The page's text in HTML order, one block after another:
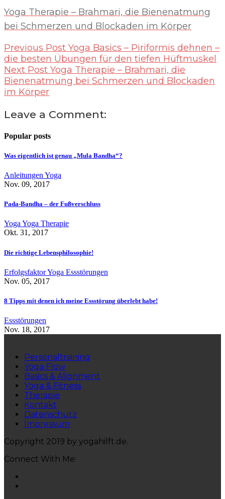
Yoga Therapie – Brahmari, die Bienenatmung
bei Schmerzen und Blockaden im Körper
Previous Post Yoga Basics – Piriformis dehnen –
die besten Übungen für den tiefen Hüftmuskel
Next Post Yoga Therapie – Brahmari, die
Bienenatmung bei Schmerzen und Blockaden
im Körper
Leave a Comment:
Popular posts
Was eigentlich ist genau „Mula Bandha“?
Anleitungen Yoga
Nov. 09, 2017
Pada-Bandha – der Fußverschluss
Yoga Yoga Therapie
Okt. 31, 2017
Die richtige Lebensphilosophie!
Erfolgsfaktor Yoga Essstörungen
Nov. 05, 2017
8 Tipps mit denen ich meine Essstörung überlebt habe!
Essstörungen
Nov. 18, 2017
Personaltraining
Yoga Flow
Basics & Alignment
Yoga & Fitness
Therapie
Kontakt
Datenschutz
Impressum
Copyright 2019 by yogahilft.de.
Connect With Me: